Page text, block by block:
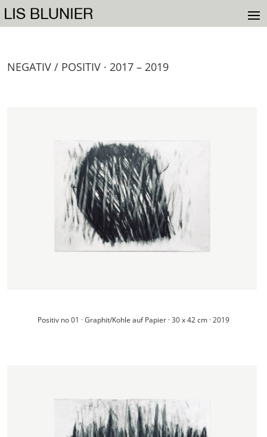
NEGATIV / POSITIV · 2017 – 2019
Positiv no 01 · Graphit/Kohle auf Papier · 30 x 42 cm · 2019